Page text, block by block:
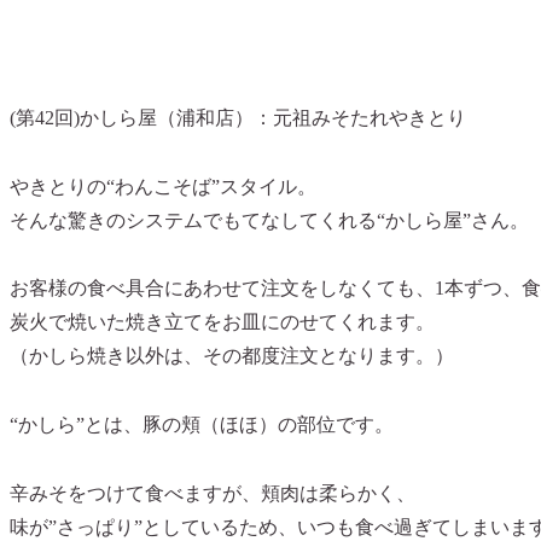
(第42回)かしら屋 （浦和店）：元祖みそたれやきとり
やきとりの“わんこそば”スタイル。
そんな驚きのシステムでもてなしてくれる“かしら屋”さん。
お客様の食べ具合にあわせて注文をしなくても、1本ずつ、食
炭火で焼いた焼き立てをお皿にのせてくれます。
（かしら焼き以外は、その都度注文となります。）
“かしら”とは、豚の頬（ほほ）の部位です。
辛みそをつけて食べますが、頬肉は柔らかく、
味が”さっぱり”としているため、いつも食べ過ぎてしまいま